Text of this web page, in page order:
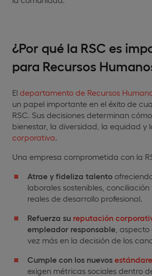
¿Por qué la RSC es
para Recursos
El departamento de Recursos
un papel importante en el éxito de
RSC. Sus decisiones determinan
bienestar, la diversidad, la equidad y
corporativa
Una empresa comprometida con la
Atrae y fideliza talento
laborales sostenibles,
reales de desarrollo profesional.
Refuerza su reputación
empleador responsable ,
vez más en la decisión de los
Cumple con los nuevos
exigen métricas sociales dentro